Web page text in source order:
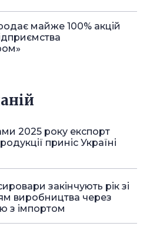
майже 100% акцій
2025 року експорт
приніс Україні
закінчують рік зі
виробництва через
з імпортом